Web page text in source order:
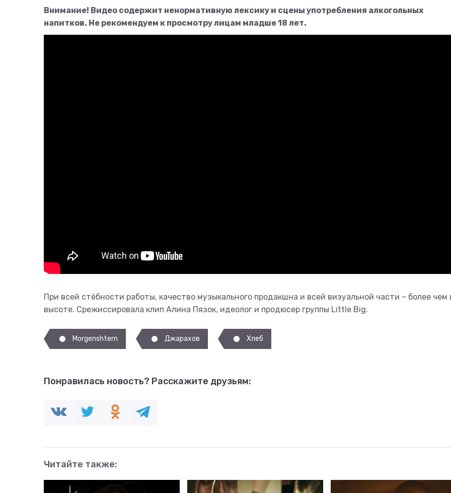
Внимание! Видео содержит ненормативную лексику и сцены употребления алкогольных
напитков. Не рекомендуем к просмотру лицам младше 18 лет.
При всей стёбности работы, качество музыкального продакшна и всей визуальной части – более чем
высоте. Срежиссировала клип Алина Пязок, идеолог и продюсер группы Little Big.
Morgenshtern Джарахов Хлеб
Понравилась новость? Расскажите друзьям:
Читайте также: